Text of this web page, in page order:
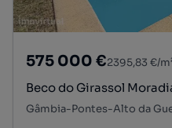
575 000 €2395,83 €/
Beco do
Gâmbia-Pontes-Alto da